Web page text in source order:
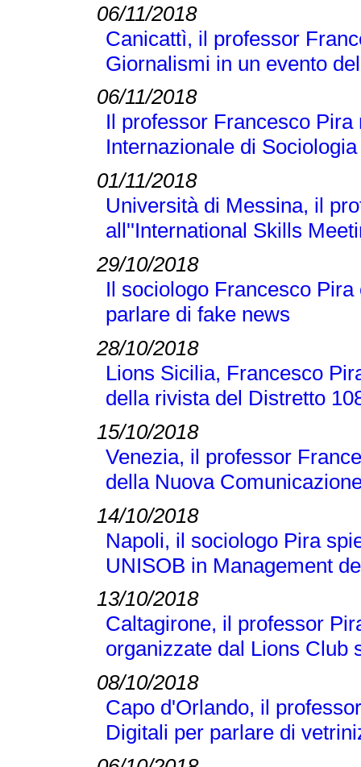
06/11/2018
Canicattì, il professor
Giornalismi in un evento
06/11/2018
Il professor Francesco
Internazionale di
01/11/2018
Università di Messina, il
all''International Skills
29/10/2018
Il sociologo Francesco
parlare di fake news
28/10/2018
Lions Sicilia, Francesco
della rivista del Distretto
15/10/2018
Venezia, il professor
della Nuova
14/10/2018
Napoli, il sociologo Pira
UNISOB in Management
13/10/2018
Caltagirone, il professor
organizzate dal Lions Club
08/10/2018
Capo d'Orlando, il
Digitali per parlare di